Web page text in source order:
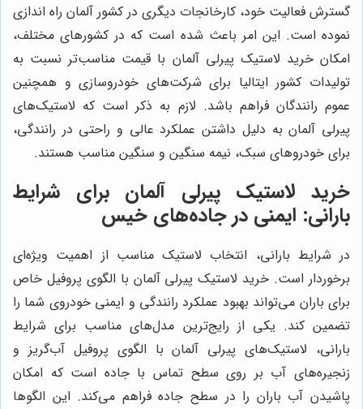
گسترش فعالیت خود، کارخانجات دیگری در کشور آلمان راه اندازی
نموده است. این امر باعث شده است که در کشورهای مختلف،
امکان خرید لاستیک پیرلی آلمان با قیمت مناسب‌تر نسبت به
تولیدات کشور ایتالیا برای شرکت‌های خودروسازی و همچنین
عموم رانندگان فراهم باشد. لازم به ذکر است که لاستیک‌های
پیرلی آلمان به دلیل داشتن عملکرد عالی و راحتی در رانندگی،
برای خودروهای سبک، نیمه سنگین و سنگین مناسب هستند.
خرید لاستیک پیرلی آلمان برای شرایط
بارانی: ایمنی در جاده‌های خیس
در شرایط بارانی، انتخاب لاستیک مناسب از اهمیت ویژه‌ای
برخوردار است. خرید لاستیک پیرلی آلمان با الگوی پروفیل خاص
برای باران می‌تواند بهبود عملکرد رانندگی و ایمنی خودروی شما را
تضمین کند. یکی از رایج‌ترین مدل‌های مناسب برای شرایط
بارانی، لاستیک‌های پیرلی آلمان با الگوی پروفیل آب‌گریز و
زنجیره‌های آب بر روی سطح تماس با جاده است که امکان
پاشیدن آب باران را در سطح جاده فراهم می‌کند. این الگوها